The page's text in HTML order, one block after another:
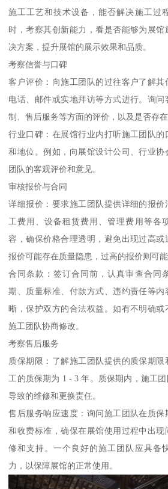
施工工艺和技术设备，能否解决施工过
时，考察其创新能力，看是否能够为展
决方案，提升展馆的展示效果和品质。
考察信誉与口碑
客户评价：向施工团队的过往客户了解
电话、邮件或实地拜访等方式进行。询
制、售后服务等方面的评价，以及是否存在
行业口碑：在展馆行业内打听施工团队
和地位。例如，向展馆设计公司、行业
团队的客观评价和意见。
审核报价与合同
详细报价：要求施工团队提供详细的报价
工费用、设备租赁费用、管理费用等各
容，确保价格合理透明，避免出现过高
报价可能存在质量隐患，过高的报价则可能
合同条款：签订合同前，认真审查合同
期、质量标准、付款方式、违约责任等
晰，保护双方的合法权益。如有不明确
施工团队协商修改。
考察售后服务
质保期限：了解施工团队提供的质保期
工的质保期为 1 - 3 年。质保期内，施工
导致的维修和更换责任。
售后服务响应速度：询问施工团队在质
和收费标准，确保在展馆使用过程中出
修和支持。一个良好的施工团队应具备
力，以保障展馆的正常使用。